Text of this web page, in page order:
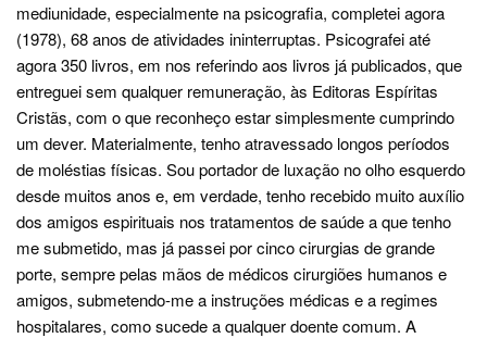
mediunidade, especialmente na psicografia, completei agora
(1978), 68 anos de atividades ininterruptas. Psicografei até
agora 350 livros, em nos referindo aos livros já publicados, que
entreguei sem qualquer remuneração, às Editoras Espíritas
Cristãs, com o que reconheço estar simplesmente cumprindo
um dever. Materialmente, tenho atravessado longos períodos
de moléstias físicas. Sou portador de luxação no olho esquerdo
desde muitos anos e, em verdade, tenho recebido muito auxílio
dos amigos espirituais nos tratamentos de saúde a que tenho
me submetido, mas já passei por cinco cirurgias de grande
porte, sempre pelas mãos de médicos cirurgiões humanos e
amigos, submetendo-me a instruções médicas e a regimes
hospitalares, como sucede a qualquer doente comum. A